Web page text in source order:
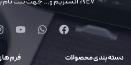
دسته بندی محصولات فرم